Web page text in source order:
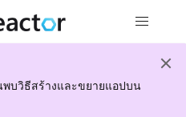
บวิธีสร้างและขยายแอปบน